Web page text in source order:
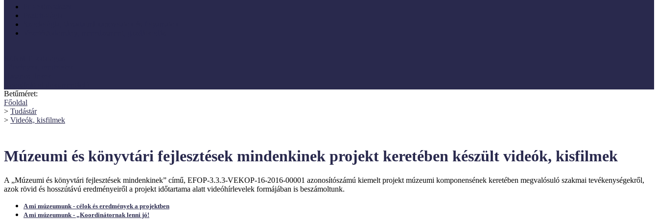
Betűméret:
Főoldal
> Tudástár
> Videók, kisfilmek
Múzeumi és könyvtári fejlesztések mindenkinek projekt keretében készült videók, kisfilmek
A „Múzeumi és könyvtári fejlesztések mindenkinek” című, EFOP-3.3.3-VEKOP-16-2016-00001 azonosítószámú kiemelt projekt múzeumi komponensének keretében megvalósuló szakmai tevékenységekről,
azok rövid és hosszútávú eredményeiről a projekt időtartama alatt videóhírlevelek formájában is beszámoltunk.
A mi múzeumunk - célok és eredmények a projektben
A mi múzeumunk - „Koordinátornak lenni jó!